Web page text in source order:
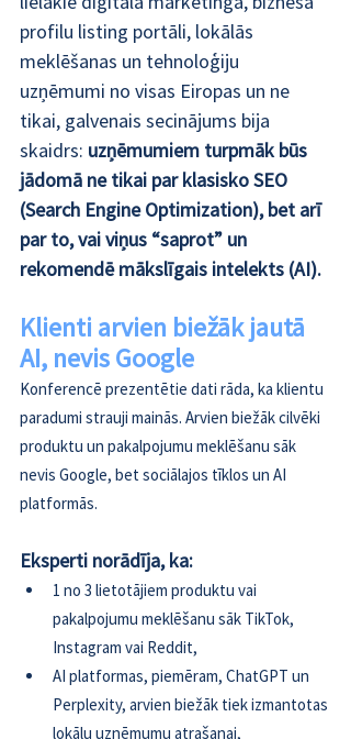
profilu listing portāli, lokālās
meklēšanas un tehnoloģiju
uzņēmumi no visas Eiropas un ne
tikai, galvenais secinājums bija
skaidrs: uzņēmumiem turpmāk būs
jādomā ne tikai par klasisko SEO
(Search Engine Optimization), bet arī
par to, vai viņus “saprot” un
rekomendē mākslīgais intelekts (AI).
Klienti arvien biežāk jautā
AI, nevis Google
Konferencē prezentētie dati rāda, ka klientu
paradumi strauji mainās. Arvien biežāk cilvēki
produktu un pakalpojumu meklēšanu sāk
nevis Google, bet sociālajos tīklos un AI
platformās.
Eksperti norādīja, ka:
1 no 3 lietotājiem produktu vai
pakalpojumu meklēšanu sāk TikTok,
Instagram vai Reddit,
AI platformas, piemēram, ChatGPT un
Perplexity, arvien biežāk tiek izmantotas
lokālu uzņēmumu atrašanai,